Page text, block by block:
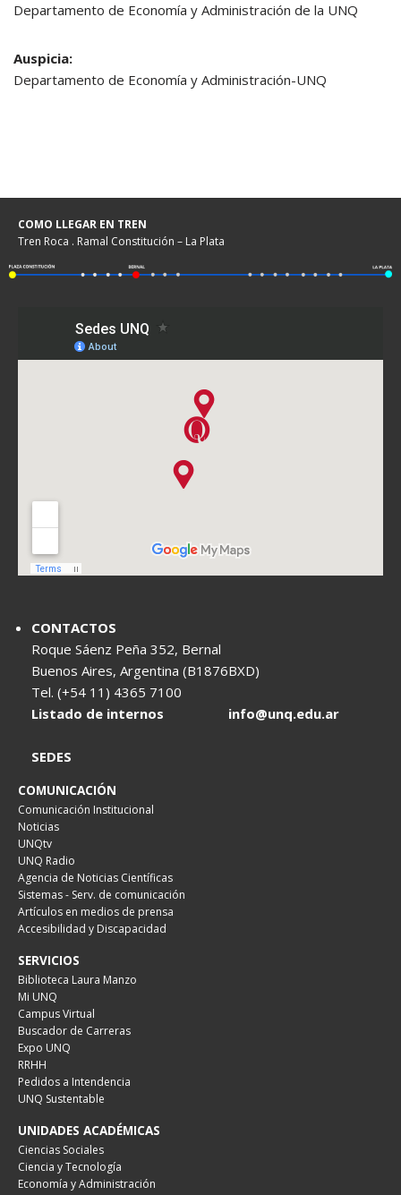
Departamento de Economía y Administración de la UNQ
Auspicia:
Departamento de Economía y Administración-UNQ
COMO LLEGAR EN TREN
Tren Roca . Ramal Constitución – La Plata
CONTACTOS
Roque Sáenz Peña 352, Bernal
Buenos Aires, Argentina (B1876BXD)
Tel. (+54 11) 4365 7100
Listado de internos
info@unq.edu.ar
SEDES
COMUNICACIÓN
Comunicación Institucional
Noticias
UNQtv
UNQ Radio
Agencia de Noticias Científicas
Sistemas - Serv. de comunicación
Artículos en medios de prensa
Accesibilidad y Discapacidad
SERVICIOS
Biblioteca Laura Manzo
Mi UNQ
Campus Virtual
Buscador de Carreras
Expo UNQ
RRHH
Pedidos a Intendencia
UNQ Sustentable
UNIDADES ACADÉMICAS
Ciencias Sociales
Ciencia y Tecnología
Economía y Administración